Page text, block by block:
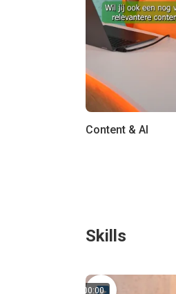
Content & AI
Skills
00:00